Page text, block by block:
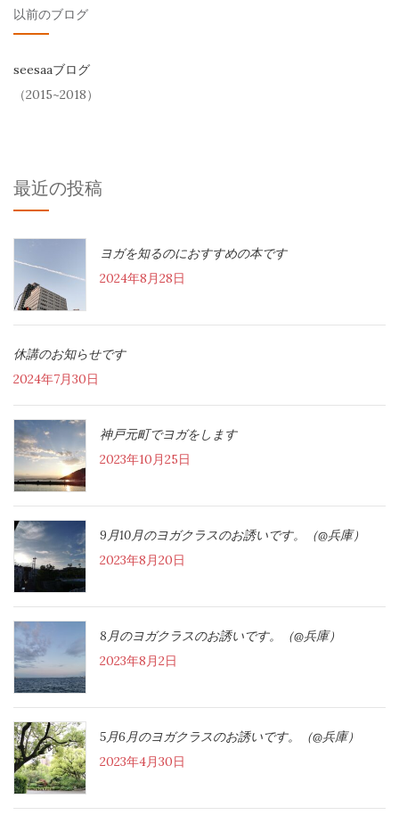
以前のブログ
seesaaブログ
（2015~2018）
最近の投稿
ヨガを知るのにおすすめの本です
2024年8月28日
休講のお知らせです
2024年7月30日
神戸元町でヨガをします
2023年10月25日
9月10月のヨガクラスのお誘いです。（@兵庫）
2023年8月20日
8月のヨガクラスのお誘いです。（@兵庫）
2023年8月2日
5月6月のヨガクラスのお誘いです。（@兵庫）
2023年4月30日